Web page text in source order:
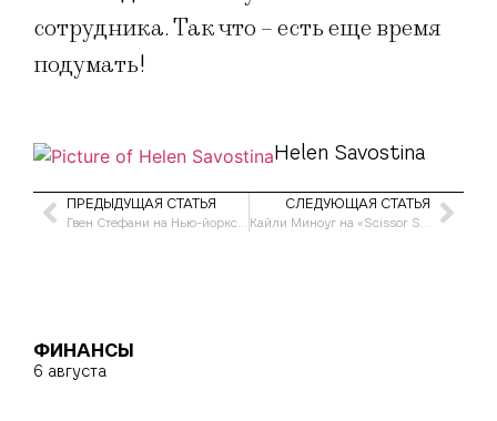
сотрудника. Так что – есть еще время
подумать!
Helen Savostina
ПРЕДЫДУЩАЯ СТАТЬЯ
Гвен Стефани на Нью-йоркской неделе моды
СЛЕДУЮЩАЯ СТАТЬЯ
Кайли Миноуг на «Scissor Sisters»
ФИНАНСЫ
6 августа